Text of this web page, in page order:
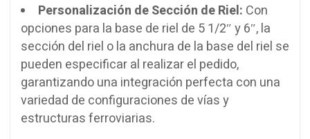
Personalización de Sección de Riel: Con
opciones para la base de riel de 5 1/2″ y 6″, la
sección del riel o la anchura de la base del riel se
pueden especificar al realizar el pedido,
garantizando una integración perfecta con una
variedad de configuraciones de vías y
estructuras ferroviarias.